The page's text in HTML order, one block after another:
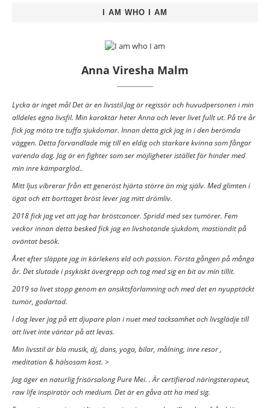
I AM WHO I AM
Anna Viresha Malm
Lycka är inget mål Det är en livsstil.Jag är regissör och huvudpersonen i min
alldeles egna livsfil. Min karaktär heter Anna och lever livet fullt ut. På tre år
fick jag möta tre tuffa sjukdomar. Innan detta gick jag in i den berömda
väggen. Detta förvandlade mig till en eldig och starkare kvinna som fångar
varenda dag. Jag är en fighter som ser möjligheter istället för hinder med
min inre kämparglöd..
Mitt ljus vibrerar från ett generöst hjärta större än mig själv. Med glimten i
ögat och ett borttaget bröst lever jag mitt drömliv.
2018 fick jag vet att jag har bröstcancer. Spridd med sex tumörer. Fem
veckor innan detta besked fick jag en livshotande sjukdom, mastiondit på
oväntat besök.
Året efter släppte jag in kärlekens eld och passion. Första gången på många
år. Det slutade i psykiskt övergrepp och tog med sig en bit av min tillit.
2019 sa livet stopp genom en ansiktsförlamning och med det en nyupptäckt
tumör, godartad.
I dag lever jag på ett djupare plan i nuet med tacksamhet och livsglädje till
att livet inte väntar på att levas.
Min livsstil är bla musik, dj, dans, yoga, bilar, målning, inre resor ,
meditation & hälsosam kost. >
Jag äger en naturlig frisörsalong Pure Mei. . Är certifierad näringsterapeut,
raw life inspiratör och medium. Det är en gåva att ha med sig.